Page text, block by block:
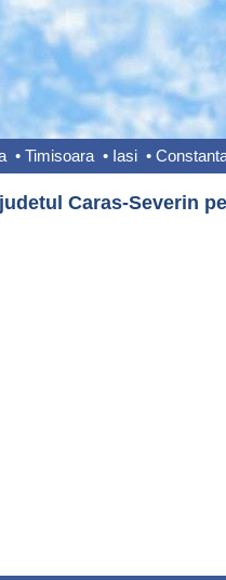
• Timisoara • Iasi •
Caras-Severin